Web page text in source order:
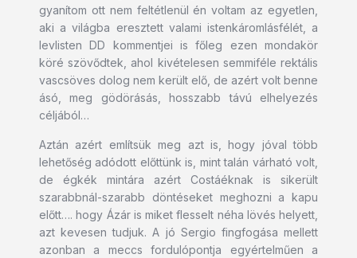
gyanítom ott nem feltétlenül én voltam az egyetlen,
aki a világba eresztett valami istenkáromlásfélét, a
levlisten DD kommentjei is főleg ezen mondakör
köré szövődtek, ahol kivételesen semmiféle rektális
vascsöves dolog nem került elő, de azért volt benne
ásó, meg gödörásás, hosszabb távú elhelyezés
céljából…
Aztán azért említsük meg azt is, hogy jóval több
lehetőség adódott előttünk is, mint talán várható volt,
de égkék mintára azért Costáéknak is sikerült
szarabbnál-szarabb döntéseket meghozni a kapu
előtt…. hogy Ázár is miket flesselt néha lövés helyett,
azt kevesen tudjuk. A jó Sergio fingfogása mellett
azonban a meccs fordulópontja egyértelműen a